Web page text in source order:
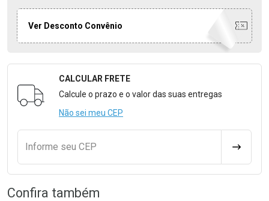
Ver Desconto Convênio
Formulário para Calcular o Frete
CALCULAR FRETE
Calcule o prazo e o valor das suas entregas
Não sei meu CEP
Informe seu CEP
Confira também